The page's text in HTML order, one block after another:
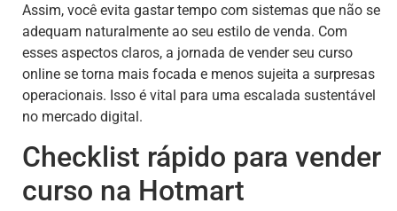
Assim, você evita gastar tempo com sistemas que não se
adequam naturalmente ao seu estilo de venda. Com
esses aspectos claros, a jornada de vender seu curso
online se torna mais focada e menos sujeita a surpresas
operacionais. Isso é vital para uma escalada sustentável
no mercado digital.
Checklist rápido para vender
curso na Hotmart